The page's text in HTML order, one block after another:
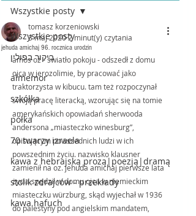
Wszystkie posty
ביקור בפולין
almemor
szkółka
półka
70 twarzy izraela
kawa z hebrajską prozą|poezją|dramą
stolik zdrajców - przekłady
kawa hafuch
Wszystkie posty
jehuda amichaj 96. rocznica urodzin
tomasz korzeniowski
3 maj 20202 minut(y) czytania
amos oz - światło pokoju - odszedł z domu
ojca w jerozolimie, by pracować jako
traktorzysta w kibucu. tam też rozpoczynał
swoją pracę literacką, wzorując się na tomie
amerykańskich opowiadań sherwooda
andersona „miasteczko winesburg”,
opisującym powszednich ludzi w ich
powszednim życiu. nazwisko klausner
zamienił na oz. jehuda amichaj pierwsze lata
życia spędził w domu ojca w niemieckim
miasteczku würzburg, skąd wyjechał w 1936
do palestyny pod angielskim mandatem,